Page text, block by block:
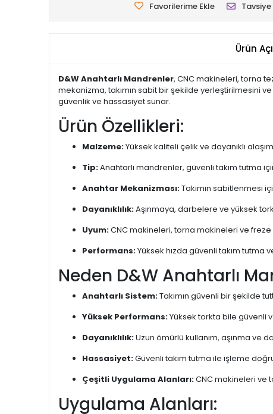
Favorilerime Ekle Tavsiye
Ürün
D&W Anahtarlı Mandrenler, CNC makineleri, torna
mekanizma, takımın sabit bir şekilde yerleştirilmesini
güvenlik ve hassasiyet sunar.
Ürün Özellikleri:
Malzeme:Yüksek kaliteli çelik ve dayanıklı
Tip:Anahtarlı mandrenler, güvenli takım tutma
Anahtar Mekanizması:Takımın sabitlenmesi
Dayanıklılık:Aşınmaya, darbelere ve yüksek
Uyum:CNC makineleri, torna makineleri ve
Performans:Yüksek hızda güvenli takım tutma
Neden D&W Anahtarlı
Anahtarlı Sistem:Takımın güvenli bir şekilde
Yüksek Performans:Yüksek torkta bile güvenli
Dayanıklılık:Uzun ömürlü kullanım, aşınma ve
Hassasiyet:Güvenli takım tutma ile işleme
Çeşitli Uygulama Alanları:CNC makineleri ve
Uygulama Alanları: